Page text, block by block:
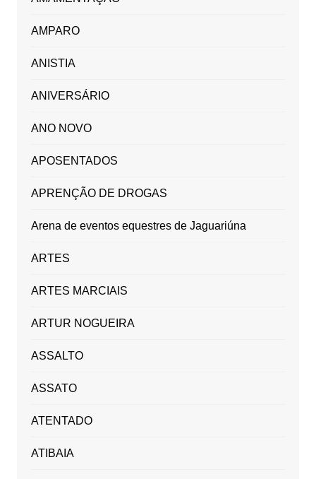
AMPARO
ANISTIA
ANIVERSÁRIO
ANO NOVO
APOSENTADOS
APRENÇÃO DE DROGAS
Arena de eventos equestres de Jaguariúna
ARTES
ARTES MARCIAIS
ARTUR NOGUEIRA
ASSALTO
ASSATO
ATENTADO
ATIBAIA